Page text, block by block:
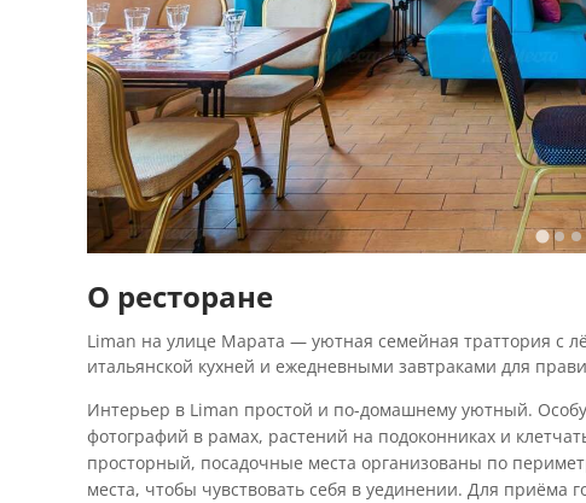
О ресторане
Liman на улице Марата — уютная семейная траттория с
итальянской кухней и ежедневными завтраками для
Интерьер в Liman простой и по-домашнему уютный.
фотографий в рамах, растений на подоконниках и
просторный, посадочные места организованы по
места, чтобы чувствовать себя в уединении. Для приёма